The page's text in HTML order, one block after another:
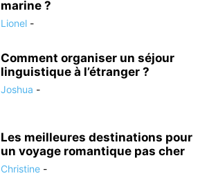
marine ?
Lionel -
Comment organiser un séjour
linguistique à l’étranger ?
Joshua -
Les meilleures destinations pour
un voyage romantique pas cher
Christine -